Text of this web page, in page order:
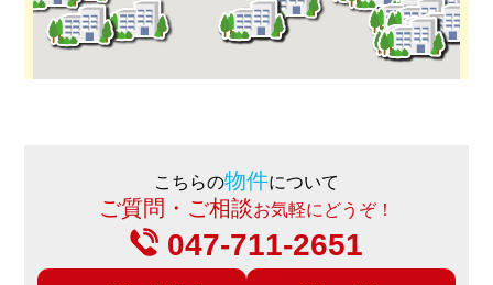
こちらの物件について
ご質問・ご相談お気軽にどうぞ！
047-711-2651